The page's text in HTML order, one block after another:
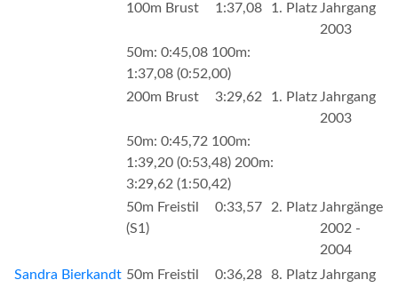
100m Brust 1:37,08 1. PlatzJahrgang
2003
50m: 0:45,08 100m:
1:37,08 (0:52,00)
200m Brust
3:29,62 1. PlatzJahrgang
2003
50m: 0:45,72 100m:
1:39,20 (0:53,48) 200m:
3:29,62 (1:50,42)
50m Freistil
(S1)
0:33,57 2. PlatzJahrgänge
2002 -
2004
Sandra Bierkandt 50m Freistil 0:36,28 8. PlatzJahrgang